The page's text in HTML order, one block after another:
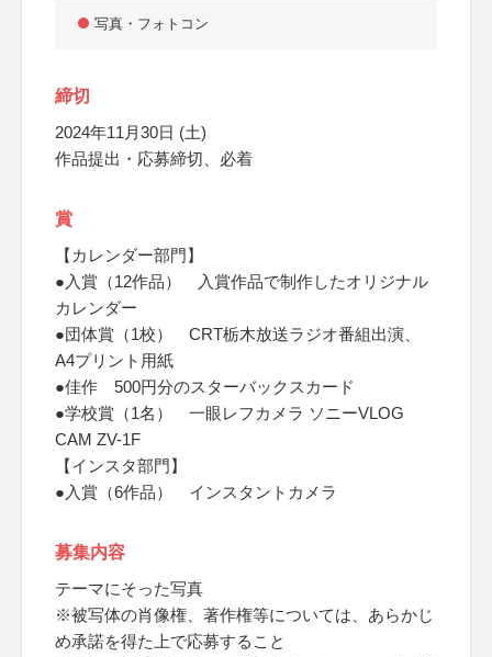
写真・フォトコン
締切
2024年11月30日 (土)
作品提出・応募締切、必着
賞
【カレンダー部門】
●入賞（12作品） 入賞作品で制作したオリジナル
カレンダー
●団体賞（1校） CRT栃木放送ラジオ番組出演、
A4プリント用紙
●佳作 500円分のスターバックスカード
●学校賞（1名） 一眼レフカメラ ソニーVLOG
CAM ZV-1F
【インスタ部門】
●入賞（6作品） インスタントカメラ
募集内容
テーマにそった写真
※被写体の肖像権、著作権等については、あらかじ
め承諾を得た上で応募すること